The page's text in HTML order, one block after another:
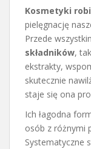
Kosmetyki
pielęgnację
Przede
składników,
ekstrakty,
skutecznie
staje się ona
Ich łagodna
osób z różnymi
Systematyczne